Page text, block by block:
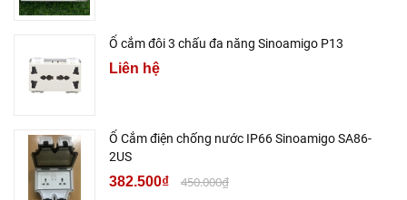
Ổ cắm đôi 3 chấu đa năng Sinoamigo P13
Liên hệ
Ổ Cắm điện chống nước IP66 Sinoamigo SA86-
2US
382.500₫ 450.000₫